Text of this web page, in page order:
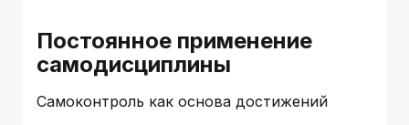
Постоянное применение
самодисциплины
Самоконтроль как основа достижений